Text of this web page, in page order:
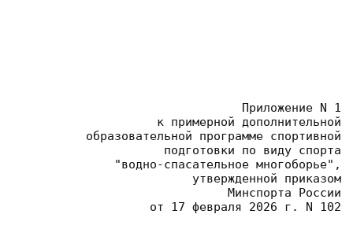
Приложение N 1
к примерной дополнительной
образовательной программе спортивной
подготовки по виду спорта
"водно-спасательное многоборье",
утвержденной приказом
Минспорта России
от 17 февраля 2026 г. N 102